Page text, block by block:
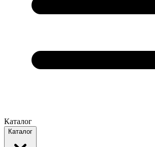
Каталог
Каталог